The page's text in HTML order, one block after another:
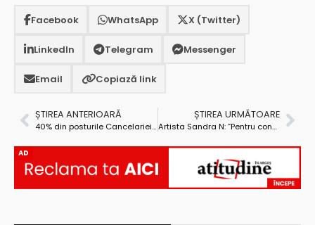
Facebook WhatsApp X (Twitter)
LinkedIn Telegram Messenger
Email Copiază link
ȘTIREA ANTERIOARĂ
40% din posturile Cancelariei premierului au fost reduse!
ȘTIREA URMĂTOARE
Artista Sandra N: ”Pentru conducerea orașului meu, probabil nu sunt suficient de «potrivită» ca să reprezint Câmpulungul. Sau Argeșul”
AD